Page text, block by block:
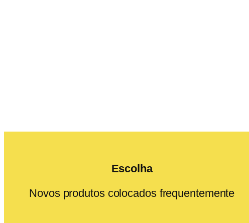
Escolha
Novos produtos colocados frequentemente